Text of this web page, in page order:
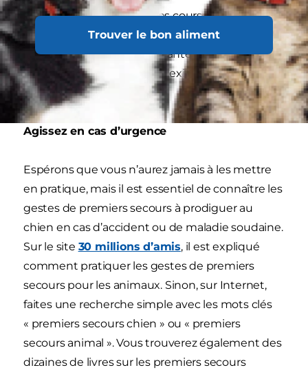
Trouver le bon aliment
Veillez toujours à suivre des cours d’éducation
basés sur la récompense. L’éducation basée sur
la punition est encore courante, mais elle
gâchera le lien d’amitié qui existe entre vous
deux.
Agissez en cas d’urgence
Espérons que vous n’aurez jamais à les mettre
en pratique, mais il est essentiel de connaître les
gestes de premiers secours à prodiguer au
chien en cas d’accident ou de maladie soudaine.
Sur le site 30 millions d’amis, il est expliqué
comment pratiquer les gestes de premiers
secours pour les animaux. Sinon, sur Internet,
faites une recherche simple avec les mots clés
« premiers secours chien » ou « premiers
secours animal ». Vous trouverez également des
dizaines de livres sur les premiers secours